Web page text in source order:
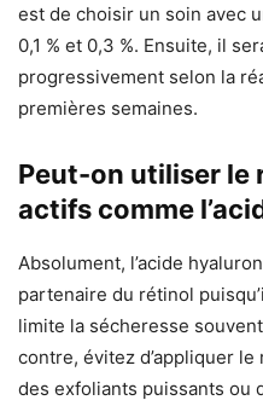
est de choisir un soin avec
0,1 % et 0,3 %. Ensuite, il
progressivement selon la
premières semaines.
Peut-on utiliser le
actifs comme
Absolument, l’acide
partenaire du rétinol
limite la sécheresse
contre, évitez d’appliquer
des exfoliants puissants ou